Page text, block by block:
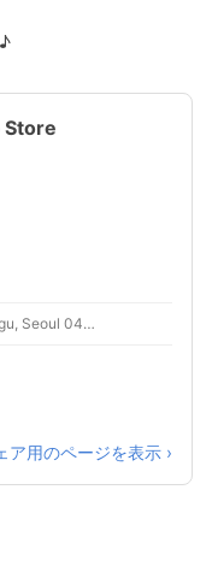
Store
37-8, Myeongdong 8-gil, Jung-gu, Seoul 04536, South Korea
ア用のページを表示 ›